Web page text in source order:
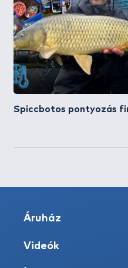
Spiccbotos pontyozás
Áruház
Videók